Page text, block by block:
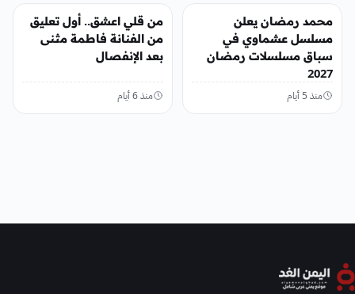
محمد رمضان يعلن
مسلسل عشماوي في
سباق مسلسلات رمضان
2027
منذ 5 أيام
من قلي اعشق.. أول تعليق
من الفنانة فاطمة مثنى
بعد الإنفصال
منذ 6 أيام